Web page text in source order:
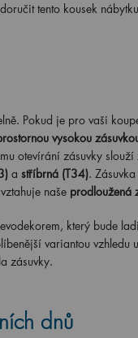
tento kousek
Pokud je pro vaši
vysokou
otevírání zásuvky
a stříbrná (T34).
naše prodloužená
který bude
variantou
zásuvky.
dnů